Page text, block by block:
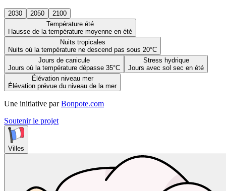
2030 2050
2100
Température été
Hausse de la température moyenne en été
Nuits tropicales
Nuits où la température ne descend pas sous 20°C
Jours de canicule
Jours où la température dépasse 35°C
Stress hydrique
Jours avec sol sec en été
Élévation niveau mer
Élévation prévue du niveau de la mer
Une initiative par Bonpote.com
Soutenir le projet
Villes